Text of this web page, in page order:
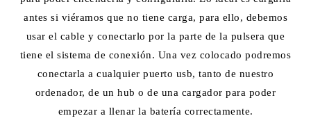
antes si viéramos que no tiene carga, para ello, debemos
usar el cable y conectarlo por la parte de la pulsera que
tiene el sistema de conexión. Una vez colocado podremos
conectarla a cualquier puerto usb, tanto de nuestro
ordenador, de un hub o de una cargador para poder
empezar a llenar la batería correctamente.